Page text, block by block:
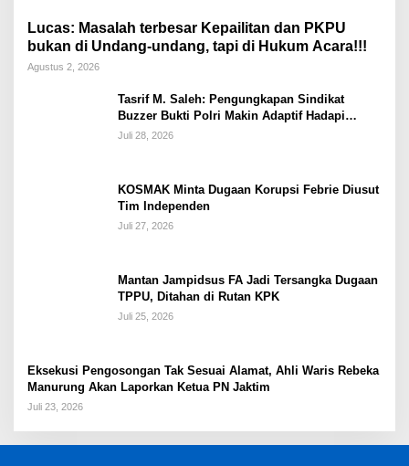
Lucas: Masalah terbesar Kepailitan dan PKPU
bukan di Undang-undang, tapi di Hukum Acara!!!
Agustus 2, 2026
Tasrif M. Saleh: Pengungkapan Sindikat
Buzzer Bukti Polri Makin Adaptif Hadapi
Kejahatan Digital
Juli 28, 2026
KOSMAK Minta Dugaan Korupsi Febrie Diusut
Tim Independen
Juli 27, 2026
Mantan Jampidsus FA Jadi Tersangka Dugaan
TPPU, Ditahan di Rutan KPK
Juli 25, 2026
Eksekusi Pengosongan Tak Sesuai Alamat, Ahli Waris Rebeka
Manurung Akan Laporkan Ketua PN Jaktim
Juli 23, 2026